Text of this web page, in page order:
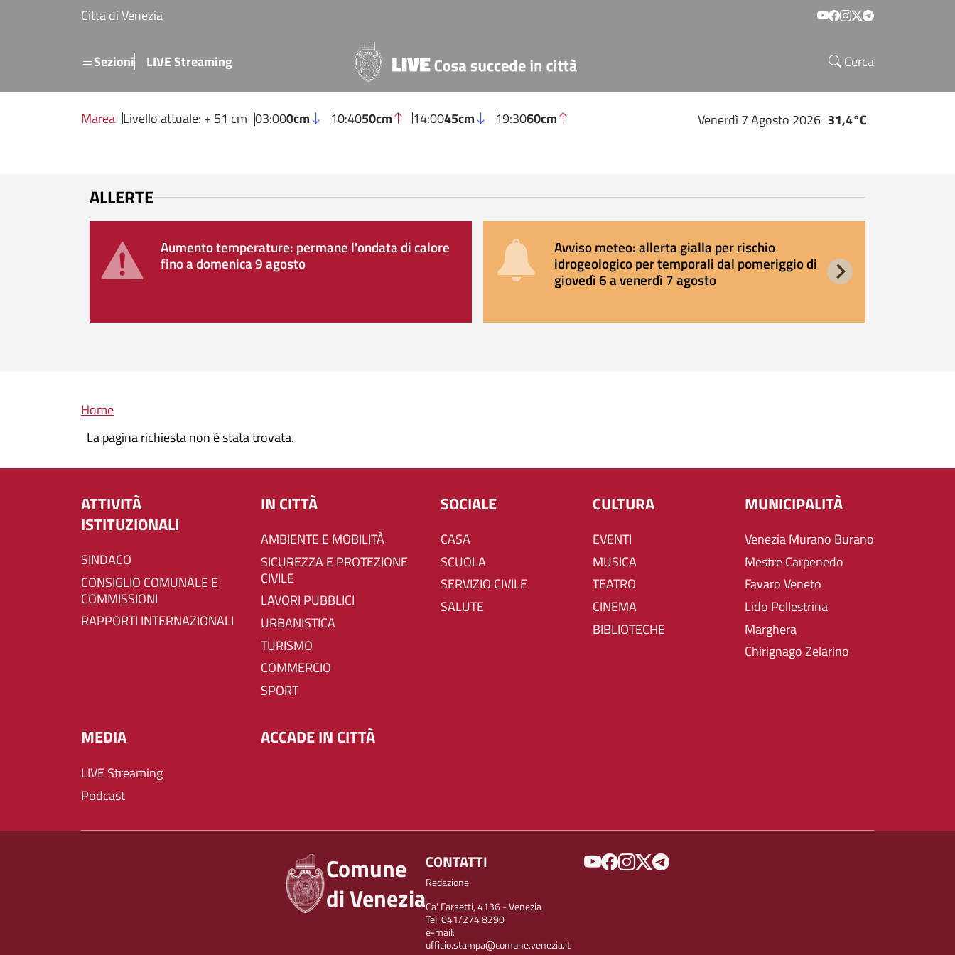
Salta al contenuto principale
Citta di Venezia Social menu
SezioniMenu secondario
LIVE Streaming Cerca
Marea Livello attuale: + 51 cm 03:000cm 10:4050cm 14:0045cm 19:3060cm Venerdì 7 Agosto 2026 31,4°C
ALLERTE
Aumento temperature: permane l'ondata di calore
fino a domenica 9 agosto
Avviso meteo: allerta gialla per rischio
idrogeologico per temporali dal pomeriggio di
giovedì 6 a venerdì 7 agosto
Briciole di pane
Home
La pagina richiesta non è stata trovata.
ATTIVITÀ
ISTITUZIONALI
SINDACO
CONSIGLIO COMUNALE E
COMMISSIONI
RAPPORTI INTERNAZIONALI
IN CITTÀ
AMBIENTE E MOBILITÀ
SICUREZZA E PROTEZIONE
CIVILE
LAVORI PUBBLICI
URBANISTICA
TURISMO
COMMERCIO
SPORT
SOCIALE
CASA
SCUOLA
SERVIZIO CIVILE
SALUTE
CULTURA
EVENTI
MUSICA
TEATRO
CINEMA
BIBLIOTECHE
MUNICIPALITÀ
Venezia Murano Burano
Mestre Carpenedo
Favaro Veneto
Lido Pellestrina
Marghera
Chirignago Zelarino
MEDIA
LIVE Streaming
Podcast
ACCADE IN CITTÀ
Comune
di Venezia
CONTATTI
Redazione
Ca' Farsetti, 4136 - Venezia
Tel. 041/274 8290
e-mail:
ufficio.stampa@comune.venezia.it
SOCIAL MENU